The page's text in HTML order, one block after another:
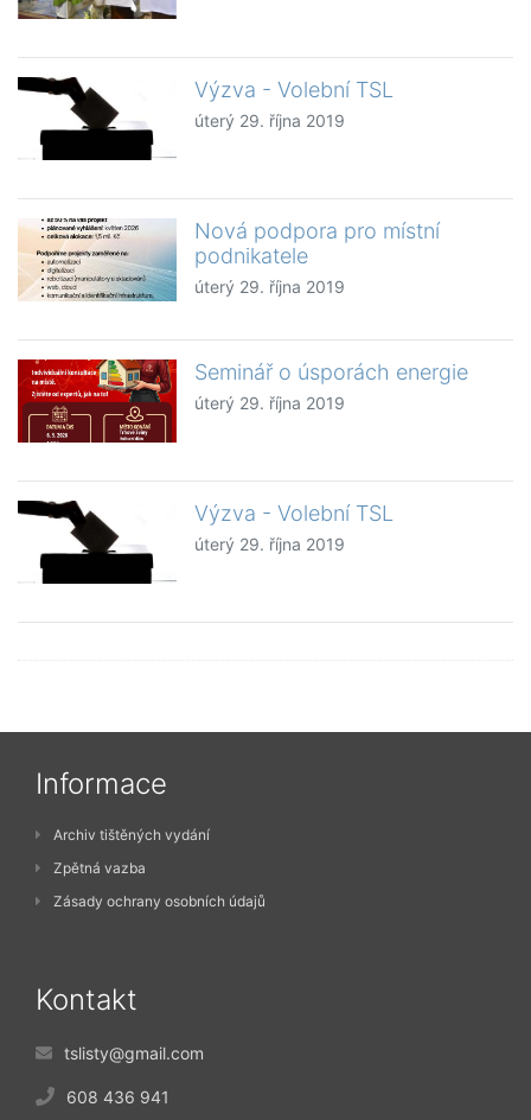
Výzva - Volební TSL
úterý 29. října 2019
Nová podpora pro místní
podnikatele
úterý 29. října 2019
Seminář o úsporách energie
úterý 29. října 2019
Výzva - Volební TSL
úterý 29. října 2019
Informace
Archiv tištěných vydání
Zpětná vazba
Zásady ochrany osobních údajů
Kontakt
tslisty@gmail.com
608 436 941